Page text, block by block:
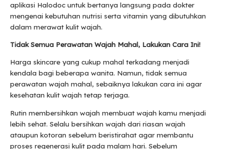
aplikasi Halodoc untuk bertanya langsung pada dokter
mengenai kebutuhan nutrisi serta vitamin yang dibutuhkan
dalam merawat kulit wajah.
Tidak Semua Perawatan Wajah Mahal, Lakukan Cara Ini!
Harga skincare yang cukup mahal terkadang menjadi
kendala bagi beberapa wanita. Namun, tidak semua
perawatan wajah mahal, sebaiknya lakukan cara ini agar
kesehatan kulit wajah tetap terjaga.
Rutin membersihkan wajah membuat wajah kamu menjadi
lebih sehat. Selalu bersihkan wajah dari riasan wajah
ataupun kotoran sebelum beristirahat agar membantu
proses regenerasi kulit pada malam hari. Sebelum